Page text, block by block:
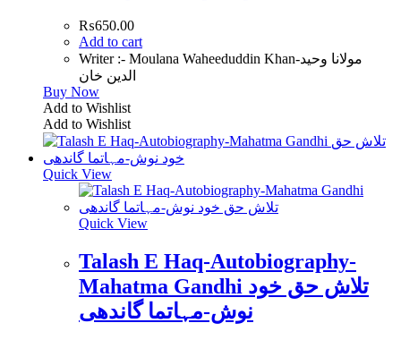
₨650.00
Add to cart
Writer :- Moulana Waheeduddin Khan-مولانا وحید
الدین خان
Buy Now
Add to Wishlist
Add to Wishlist
Quick View
Quick View
Talash E Haq-Autobiography-
Mahatma Gandhi تلاش حق خود
نوش-مہاتما گاندھی